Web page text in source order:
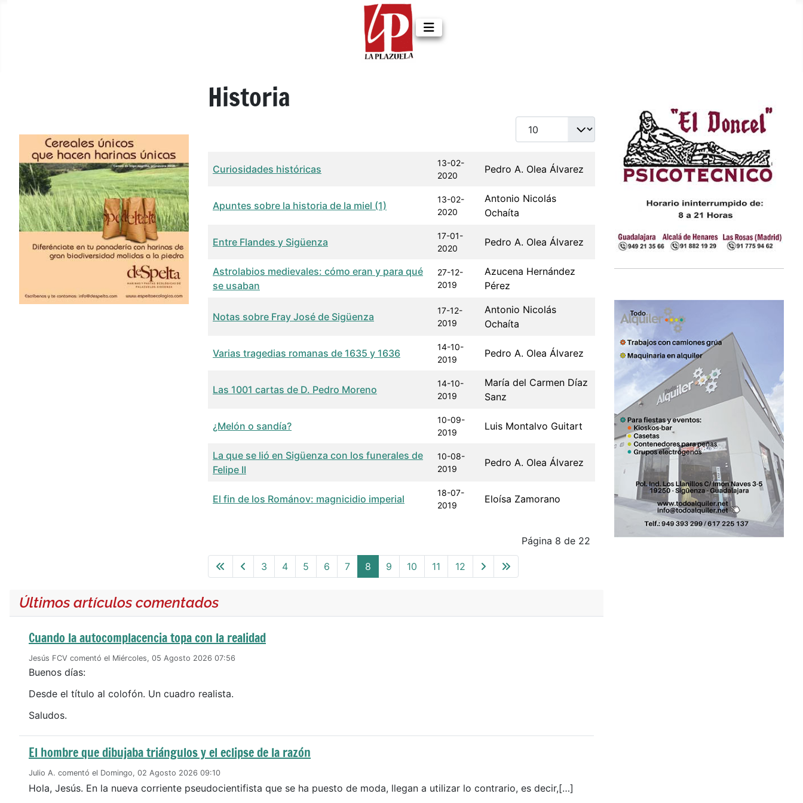
Últimos artículos comentados
Cuando la autocomplacencia topa con la realidad
Jesús FCV comentó el Miércoles, 05 Agosto 2026 07:56
Buenos días:
Desde el título al colofón. Un cuadro realista.
Saludos.
El hombre que dibujaba triángulos y el eclipse de la razón
Julio A. comentó el Domingo, 02 Agosto 2026 09:10
Hola, Jesús. En la nueva corriente pseudocientifista que se ha puesto de moda, llegan a utilizar lo contrario, es decir,[…]
Historia
Cantidad a mostrar
Título Fecha de publicación
Curiosidades históricas
13-02-
2020
Pedro A. Olea Álvarez
Apuntes sobre la historia de la miel (1)
13-02-
2020
Antonio Nicolás
Ochaíta
Entre Flandes y Sigüenza
17-01-
2020
Pedro A. Olea Álvarez
Astrolabios medievales: cómo eran y para qué
se usaban
27-12-
2019
Azucena Hernández
Pérez
Notas sobre Fray José de Sigüenza
17-12-
2019
Antonio Nicolás
Ochaíta
Varias tragedias romanas de 1635 y 1636
14-10-
2019
Pedro A. Olea Álvarez
Las 1001 cartas de D. Pedro Moreno
14-10-
2019
María del Carmen Díaz
Sanz
¿Melón o sandía?
10-09-
2019
Luis Montalvo Guitart
La que se lió en Sigüenza con los funerales de
Felipe II
10-08-
2019
Pedro A. Olea Álvarez
El fin de los Románov: magnicidio imperial
18-07-
2019
Eloísa Zamorano
Página 8 de 22
3 4 5 6 7 8 9 10 11 12